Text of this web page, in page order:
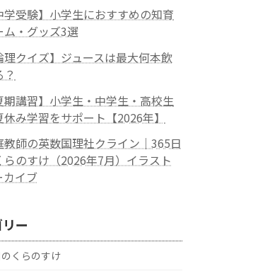
学受験】小学生におすすめの知育
ム・グッズ3選
理クイズ】ジュースは最大何本飲
期講習】小学生・中学生・高校生
休み学習をサポート【2026年】
教師の英数国理社クライン｜365日
らのすけ（2026年7月）イラスト
カイブ
ー
くらのすけ